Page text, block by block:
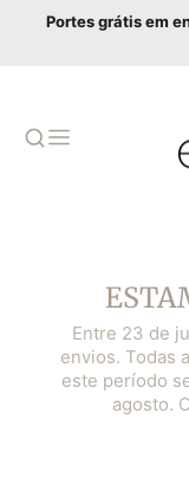
Portes grátis em
Entre 23 de
envios. Todas
este período
agosto.